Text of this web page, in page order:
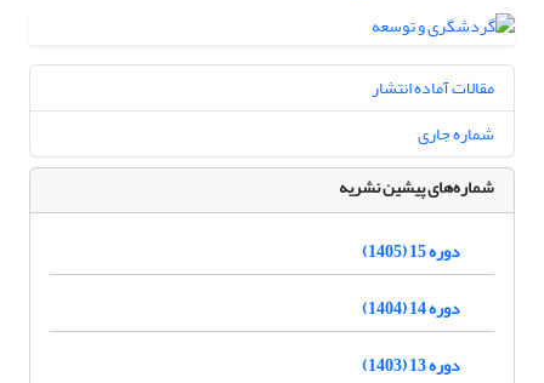
مقالات آماده انتشار
شماره جاری
شماره‌های پیشین نشریه
دوره 15 (1405)
دوره 14 (1404)
دوره 13 (1403)